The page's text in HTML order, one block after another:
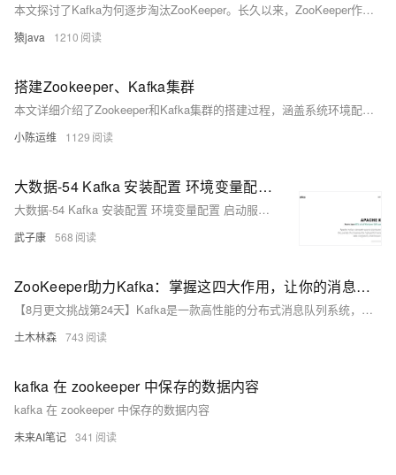
本文探讨了Kafka为何逐步淘汰ZooKeeper。长久以来，ZooKeeper作为Kafka的核心组件，负责集群管理和协调任务。然而，随着Kafka的发展，ZooKeeper带来的复杂性增加、性能瓶颈及一致性问题日益凸显。为解决这些问题，Kafka引入了KRaft，这是一种基于Raft算法的内置元数据管理方案，不仅简化了部署流程，还提升了系统的一致性和扩展性。本文详细分析了这一转变背后的原因及其带来的优势，并展望了Kafka未来的发展方向。
猿java 1210
搭建Zookeeper、Kafka集群
本文详细介绍了Zookeeper和Kafka集群的搭建过程，涵盖系统环境配置、IP设置、主机名设定、防火墙与Selinux关闭、JDK安装等基础步骤。随后深入讲解了Zookeeper集群的安装与配置，包括数据目录创建、节点信息设置、SASL认证配置及服务启动管理。接着描述了Kafka集群的安装，涉及配置文件修改、安全认证设置、生产消费认证以及服务启停操作。最后通过创建Topic、发送与查看消息等测试验证集群功能。全网可搜《小陈运维》获取更多信息。
小陈运维 1129
大数据-54 Kafka 安装配置 环境变量配置 启动服务 Ubuntu配置 ZooKeeper
大数据-54 Kafka 安装配置 环境变量配置 启动服务 Ubuntu配置 ZooKeeper
武子康 568
ZooKeeper助力Kafka：掌握这四大作用，让你的消息队列系统稳如老狗！
【8月更文挑战第24天】Kafka是一款高性能的分布式消息队列系统，其稳定运行很大程度上依赖于ZooKeeper提供的分布式协调服务。ZooKeeper在Kafka中承担了四大关键职责：集群管理（Broker的注册与选举）、主题与分区管理、领导者选举机制以及消费者组管理。通过具体的代码示例展示了这些功能的具体实现方式。
土木林森 743
kafka 在 zookeeper 中保存的数据内容
kafka 在 zookeeper 中保存的数据内容
未来AI笔记 341